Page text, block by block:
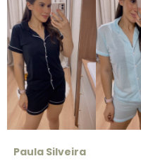
Paula Silveira